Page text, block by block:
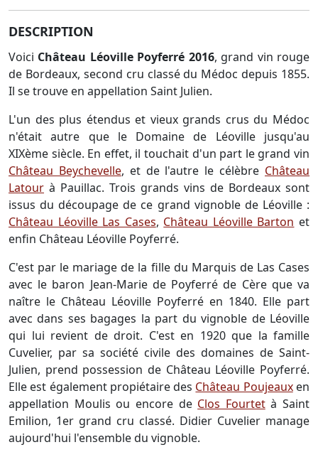
DESCRIPTION
Voici Château Léoville Poyferré 2016, grand vin rouge
de Bordeaux, second cru classé du Médoc depuis 1855.
Il se trouve en appellation Saint Julien.
L'un des plus étendus et vieux grands crus du Médoc
n'était autre que le Domaine de Léoville jusqu'au
XIXème siècle. En effet, il touchait d'un part le grand vin
Château Beychevelle, et de l'autre le célèbre Château
Latour à Pauillac. Trois grands vins de Bordeaux sont
issus du découpage de ce grand vignoble de Léoville :
Château Léoville Las Cases, Château Léoville Barton et
enfin Château Léoville Poyferré.
C'est par le mariage de la fille du Marquis de Las Cases
avec le baron Jean-Marie de Poyferré de Cère que va
naître le Château Léoville Poyferré en 1840. Elle part
avec dans ses bagages la part du vignoble de Léoville
qui lui revient de droit. C'est en 1920 que la famille
Cuvelier, par sa société civile des domaines de Saint-
Julien, prend possession de Château Léoville Poyferré.
Elle est également propiétaire des Château Poujeauxen
appellation Moulis ou encore de Clos Fourtetà Saint
Emilion, 1er grand cru classé. Didier Cuvelier manage
aujourd'hui l'ensemble du vignoble.